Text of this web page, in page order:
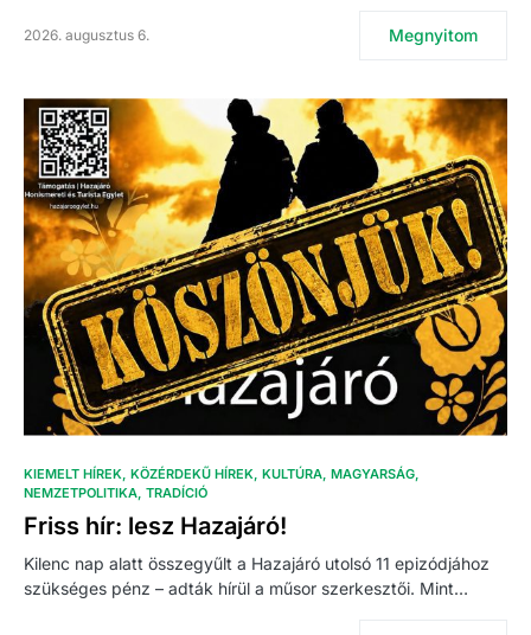
2026. augusztus 6. Megnyitom
KIEMELT HÍREK KÖZÉRDEKŰ HÍREK KULTÚRA MAGYARSÁG
NEMZETPOLITIKA TRADÍCIÓ
Friss hír: lesz Hazajáró!
Kilenc nap alatt összegyűlt a Hazajáró utolsó 11 epizódjához
szükséges pénz – adták hírül a műsor szerkesztői. Mint…